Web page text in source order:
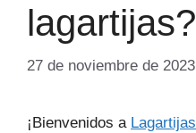
lagartijas?
27 de noviembre de 2023
¡Bienvenidos a Lagartijas